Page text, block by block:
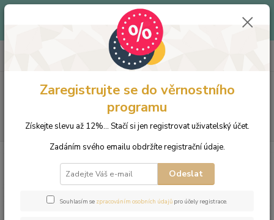
Až -40% - Objevte produkty v letním outletu za skvělé ceny!
Platí do vyprodání zásob.
Menu
CZK
Hledat
Zaregistrujte se do věrnostního
programu
Získejte slevu až 12%... Stačí si jen registrovat uživatelský účet.
Zadáním svého emailu obdržíte registrační údaje.
Odeslat
Souhlasím se zpracováním osobních údajů pro účely registrace.